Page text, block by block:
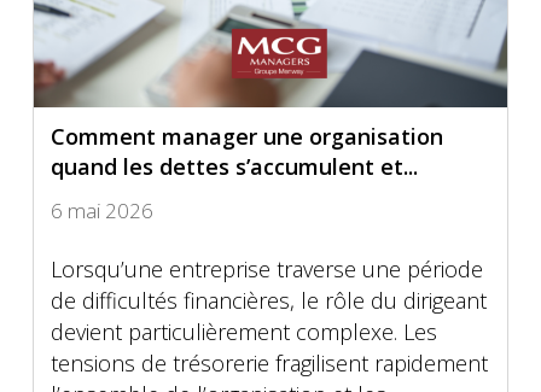
Comment manager une organisation
quand les dettes s’accumulent et...
6 mai 2026
Lorsqu’une entreprise traverse une période
de difficultés financières, le rôle du dirigeant
devient particulièrement complexe. Les
tensions de trésorerie fragilisent rapidement